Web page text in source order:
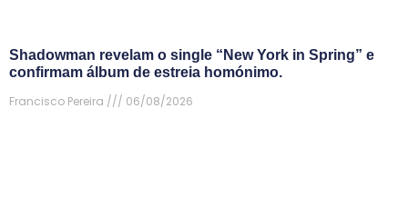
Shadowman revelam o single “New York in Spring” e
confirmam álbum de estreia homónimo.
Francisco Pereira
06/08/2026